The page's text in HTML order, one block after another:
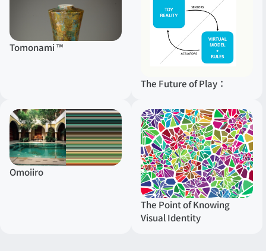
Tomonami ™
The Future of Play：
Omoiiro
The Point of Knowing
Visual Identity